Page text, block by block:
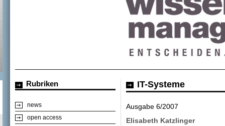
Rubriken
news
open access
IT-Systeme
Ausgabe 6/2007
Elisabeth Katzlinger